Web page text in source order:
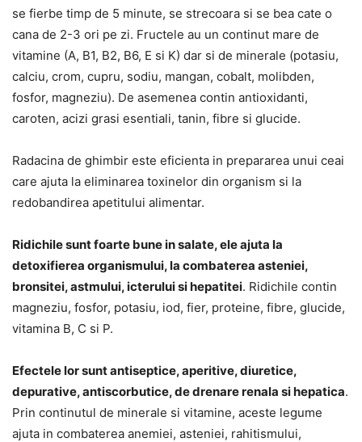
se fierbe timp de 5 minute, se strecoara si se bea cate o
cana de 2-3 ori pe zi. Fructele au un continut mare de
vitamine (A, B1, B2, B6, E si K) dar si de minerale (potasiu,
calciu, crom, cupru, sodiu, mangan, cobalt, molibden,
fosfor, magneziu). De asemenea contin antioxidanti,
caroten, acizi grasi esentiali, tanin, fibre si glucide.
Radacina de ghimbir este eficienta in prepararea unui ceai
care ajuta la eliminarea toxinelor din organism si la
redobandirea apetitului alimentar.
Ridichile sunt foarte bune in salate, ele ajuta la
detoxifierea organismului, la combaterea asteniei,
bronsitei, astmului, icterului si hepatitei. Ridichile contin
magneziu, fosfor, potasiu, iod, fier, proteine, fibre, glucide,
vitamina B, C si P.
Efectele lor sunt antiseptice, aperitive, diuretice,
depurative, antiscorbutice, de drenare renala si hepatica.
Prin continutul de minerale si vitamine, aceste legume
ajuta in combaterea anemiei, asteniei, rahitismului,